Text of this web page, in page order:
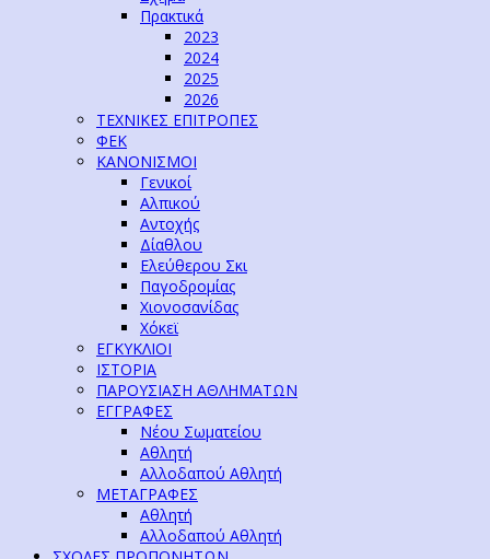
Πρακτικά
2023
2024
2025
2026
ΤΕΧΝΙΚΕΣ ΕΠΙΤΡΟΠΕΣ
ΦΕΚ
ΚΑΝΟΝΙΣΜΟΙ
Γενικοί
Αλπικού
Αντοχής
Δίαθλου
Ελεύθερου Σκι
Παγοδρομίας
Χιονοσανίδας
Χόκεϊ
ΕΓΚΥΚΛΙΟΙ
ΙΣΤΟΡΙΑ
ΠΑΡΟΥΣΙΑΣΗ ΑΘΛΗΜΑΤΩΝ
ΕΓΓΡΑΦΕΣ
Νέου Σωματείου
Αθλητή
Αλλοδαπού Αθλητή
ΜΕΤΑΓΡΑΦΕΣ
Αθλητή
Αλλοδαπού Αθλητή